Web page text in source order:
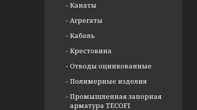
Канаты
Агрегаты
Кабель
Крестовина
Отводы оцинкованные
Полимерные изделия
Промышленная запорная
арматура TECOFI